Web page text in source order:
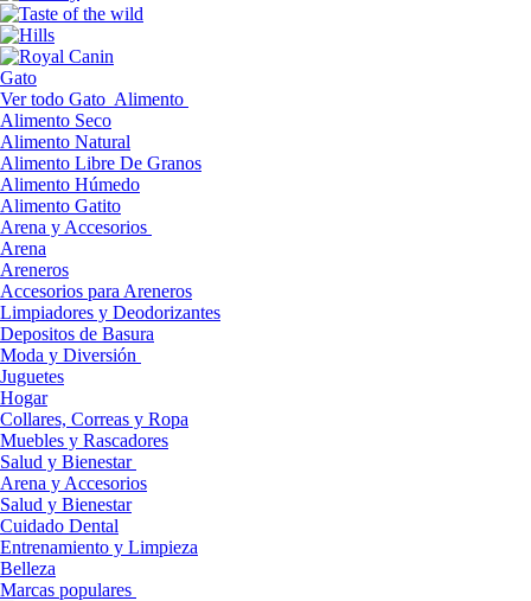
Gato
Ver todo Gato Alimento
Alimento Seco
Alimento Natural
Alimento Libre De Granos
Alimento Húmedo
Alimento Gatito
Arena y Accesorios
Arena
Areneros
Accesorios para Areneros
Limpiadores y Deodorizantes
Depositos de Basura
Moda y Diversión
Juguetes
Hogar
Collares, Correas y Ropa
Muebles y Rascadores
Salud y Bienestar
Arena y Accesorios
Salud y Bienestar
Cuidado Dental
Entrenamiento y Limpieza
Belleza
Marcas populares